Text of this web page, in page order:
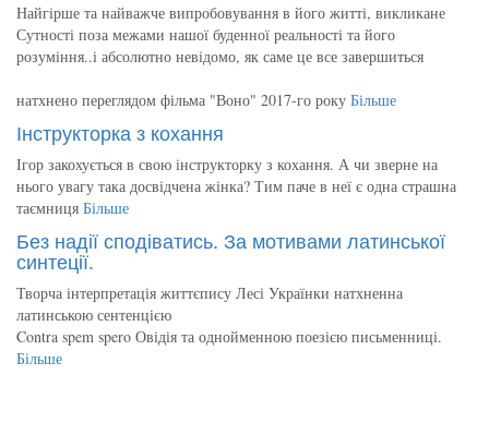
Найгірше та найважче випробовування в його житті, викликане
Сутності поза межами нашої буденної реальності та його
розуміння..і абсолютно невідомо, як саме це все завершиться
натхнено переглядом фільма "Воно" 2017-го року Більше
Інструкторка з кохання
Ігор закохується в свою інструкторку з кохання. А чи зверне на
нього увагу така досвідчена жінка? Тим паче в неї є одна страшна
таємниця Більше
Без надії сподіватись. За мотивами латинської
синтеції.
Творча інтерпретація життєпису Лесі Українки натхненна
латинською сентенцією
Contra spem spero Овідія та однойменною поезією письменниці.
Більше